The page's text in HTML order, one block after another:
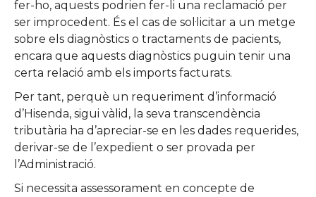
fer-ho, aquests podrien fer-li una reclamació per
ser improcedent. És el cas de sol·licitar a un metge
sobre els diagnòstics o tractaments de pacients,
encara que aquests diagnòstics puguin tenir una
certa relació amb els imports facturats.
Per tant, perquè un requeriment d’informació
d’Hisenda, sigui vàlid, la seva transcendència
tributària ha d’apreciar-se en les dades requerides,
derivar-se de l’expedient o ser provada per
l’Administració.
Si necessita assessorament en concepte de